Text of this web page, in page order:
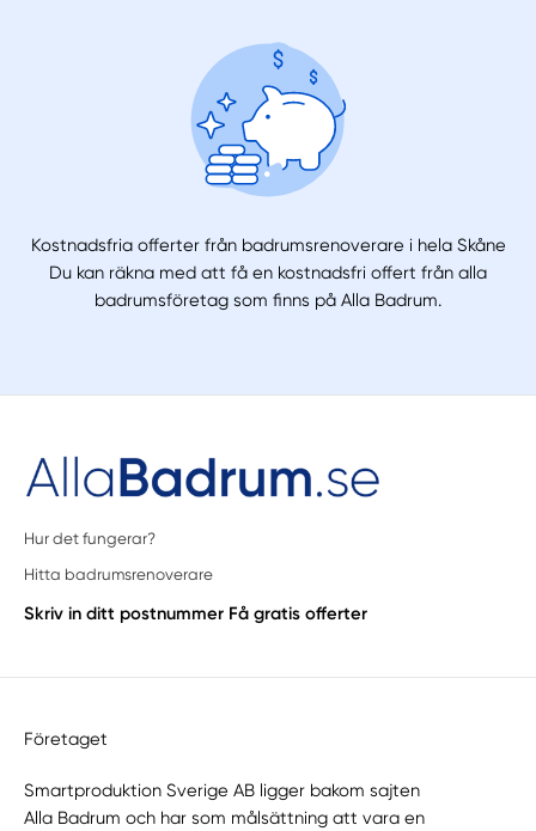
Kostnadsfria offerter från badrumsrenoverare i hela Skåne
Du kan räkna med att få en kostnadsfri offert från alla
badrumsföretag som finns på Alla Badrum.
Hur det fungerar?
Hitta badrumsrenoverare
Skriv in ditt postnummer Få gratis offerter
Företaget
Smartproduktion Sverige AB ligger bakom sajten
Alla Badrum och har som målsättning att vara en